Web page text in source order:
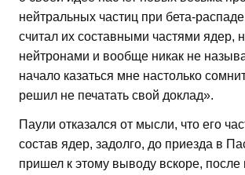
нейтральных частиц при бета-
считал их составными частями ядер,
нейтронами и вообще никак не
начало казаться мне настолько
решил не печатать свой доклад».
Паули отказался от мысли, что его
состав ядер, задолго, до приезда в
пришел к этому выводу вскоре, после